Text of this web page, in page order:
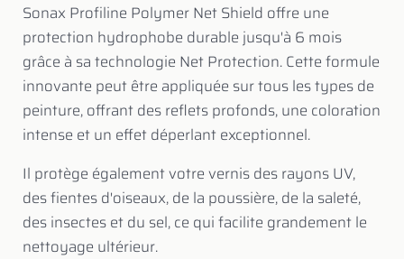
Sonax Profiline Polymer Net Shield offre une
protection hydrophobe durable jusqu'à 6 mois
grâce à sa technologie Net Protection. Cette formule
innovante peut être appliquée sur tous les types de
peinture, offrant des reflets profonds, une coloration
intense et un effet déperlant exceptionnel.
Il protège également votre vernis des rayons UV,
des fientes d'oiseaux, de la poussière, de la saleté,
des insectes et du sel, ce qui facilite grandement le
nettoyage ultérieur.